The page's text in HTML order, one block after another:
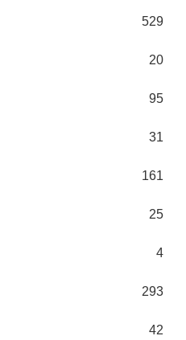
529
20
95
31
161
25
4
293
42